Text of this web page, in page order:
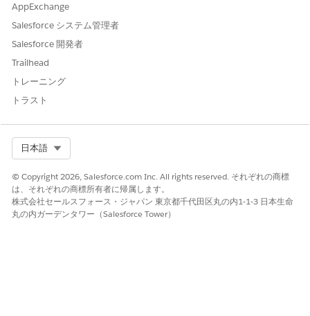
ナビゲーションパネルで、[
目)]、[All Configuration Items
択します。
必要に応じて、エクスポートする前に検索条件を適用し、リス
トビューに表示する項目を選択してリストビューを設定しま
す。
[ Export CI]
エクスポートプロセスが開始されます。
ナビゲーション パネルで、[管理] の [
インポートおよびエクスポート
エクスポート状況が完了した場合は、エクスポートした CSV
ファイルをダウンロードします。
AppExchange
Salesforce システム管理者
Salesforce 開発者
Trailhead
トレーニング
トラスト
日本語
© Copyright 2026, Salesforce.com Inc. All rights reserved. それぞれの商標
は、それぞれの商標所有者に帰属します。
株式会社セールスフォース・ジャパン 東京都千代田区丸の内1-1-3 日本生命
丸の内ガーデンタワー（Salesforce Tower）